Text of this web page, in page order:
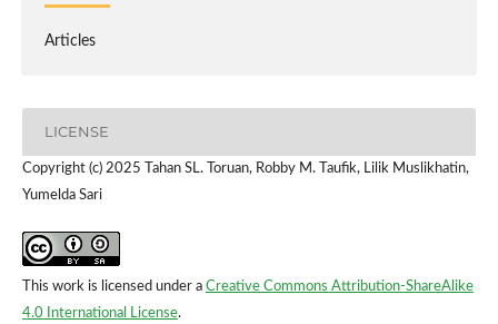
Articles
LICENSE
Copyright (c) 2025 Tahan SL. Toruan, Robby M. Taufik, Lilik Muslikhatin,
Yumelda Sari
This work is licensed under a Creative Commons Attribution-ShareAlike
4.0 International License.